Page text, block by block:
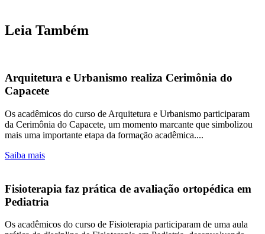
Leia Também
Arquitetura e Urbanismo realiza Cerimônia do
Capacete
Os acadêmicos do curso de Arquitetura e Urbanismo participaram
da Cerimônia do Capacete, um momento marcante que simbolizou
mais uma importante etapa da formação acadêmica....
Saiba mais
Fisioterapia faz prática de avaliação ortopédica em
Pediatria
Os acadêmicos do curso de Fisioterapia participaram de uma aula